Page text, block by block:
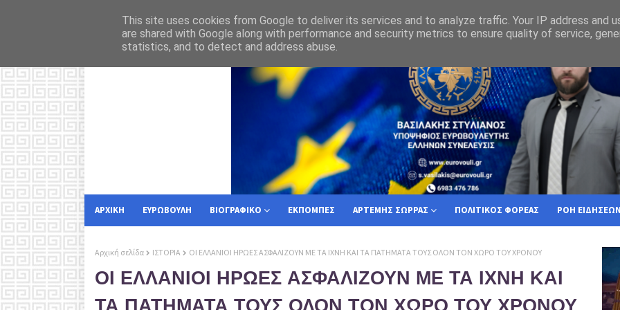
ΑΣΦΑΛΕΙΑ Αυταρχικό όχι στον αυτοπεριορισμό των κρατών της Ε.Ε , ως πρός την στρατιωτική τους
ΑΡΧΙΚΗ ΕΥΡΩΒΟΥΛΗ ΒΙΟΓΡΑΦΙΚΟ ΕΚΠΟΜΠΕΣ ΑΡΤΕΜΗΣ ΣΩΡΡΑΣ ΠΟΛΙΤΙΚΟΣ ΦΟΡΕΑΣ ΡΟΗ ΕΙΔΗΣΕΩΝ
Αρχική σελίδα ΙΣΤΟΡΙΑ ΟΙ ΕΛΛΑΝΙΟΙ ΗΡΩΕΣ ΑΣΦΑΛΙΖΟΥΝ ΜΕ ΤΑ ΙΧΝΗ ΚΑΙ ΤΑ ΠΑΤΗΜΑΤΑ ΤΟΥΣ ΟΛΟΝ ΤΟΝ ΧΩΡΟ ΤΟΥ ΧΡΟΝΟΥ
ΟΙ ΕΛΛΑΝΙΟΙ ΗΡΩΕΣ ΑΣΦΑΛΙΖΟΥΝ ΜΕ ΤΑ ΙΧΝΗ ΚΑΙ
This site uses cookies from Google to deliver its services and to analyze traffic. Your IP address and
are shared with Google along with performance and security metrics to ensure quality of service,
statistics, and to detect and address abuse.